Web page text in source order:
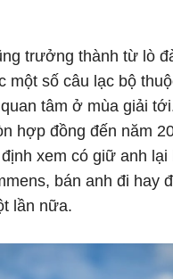
trưởng thành từ lò
một số câu lạc bộ
tâm ở mùa giải
hợp đồng đến năm
xem có giữ anh lại
bán anh đi hay
lần nữa.